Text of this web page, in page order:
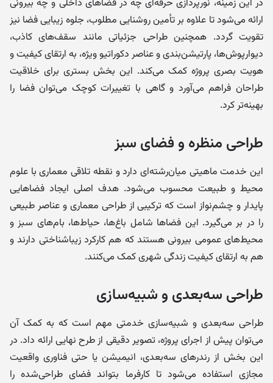
در این زمینه، نورپردازی حرفه‌ای چه در فضاهای داخلی و چه بیرونی
ارائه می‌شود تا علاوه بر تأمین روشنایی مطلوب، جلوه زیبایی فضا نیز
تقویت گردد. همچنین طراحی جزئیاتی مانند سقف‌های کاذب،
دیوارپوش‌ها، پارتیشن‌بندی و عناصر دکوراتیو ویژه، به ارتقای کیفیت و
هویت بصری پروژه کمک می‌کند. این بخش بستری برای خلاقیت
طراحان فراهم می‌آورد و گاهی با تغییرات کوچک می‌توان فضا را
بهینه‌تر کرد.
طراحی منظره و فضای سبز
این خدمت ماهیتی میان‌رشته‌ای دارد و نقطه تلاقی معماری با علوم
محیط و طبیعت محسوب می‌شود. هدف اصلی ایجاد فضاهایی
پایدار و چشم‌نواز است که ترکیبی از طراحی معماری و عناصر طبیعی
را در بر می‌گیرد. این فضاها شامل باغ‌ها، حیاط‌ها، بام‌های سبز و
محیط‌های عمومی بیرونی هستند که هم کارکرد زیباشناختی دارند و
هم به ارتقای کیفیت زندگی شهری کمک می‌کنند.
طراحی سه‌بعدی و شبیه‌سازی
طراحی سه‌بعدی و شبیه‌سازی خدمتی مهم است که به کمک آن
می‌توان پیش از اجرای پروژه، تصویر دقیقی از طرح نهایی ارائه داد. در
این بخش از رندرهای سه‌بعدی، انیمیشن یا حتی فناوری واقعیت
مجازی استفاده می‌شود تا کارفرما بتواند فضای طراحی‌شده را